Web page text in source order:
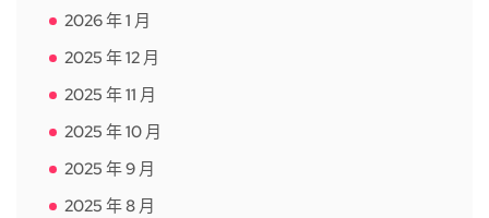
2026 年 1 月
2025 年 12 月
2025 年 11 月
2025 年 10 月
2025 年 9 月
2025 年 8 月